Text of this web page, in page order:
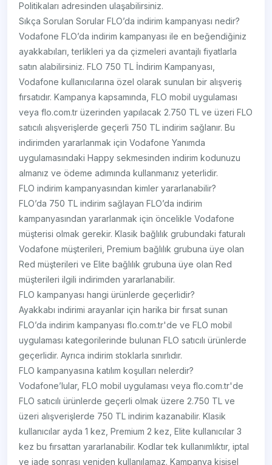
Politikaları adresinden ulaşabilirsiniz.
Sıkça Sorulan Sorular FLO’da indirim kampanyası nedir?
Vodafone FLO’da indirim kampanyası ile en beğendiğiniz
ayakkabıları, terlikleri ya da çizmeleri avantajlı fiyatlarla
satın alabilirsiniz. FLO 750 TL İndirim Kampanyası,
Vodafone kullanıcılarına özel olarak sunulan bir alışveriş
fırsatıdır. Kampanya kapsamında, FLO mobil uygulaması
veya flo.com.tr üzerinden yapılacak 2.750 TL ve üzeri FLO
satıcılı alışverişlerde geçerli 750 TL indirim sağlanır. Bu
indirimden yararlanmak için Vodafone Yanımda
uygulamasındaki Happy sekmesinden indirim kodunuzu
almanız ve ödeme adımında kullanmanız yeterlidir.
FLO indirim kampanyasından kimler yararlanabilir?
FLO’da 750 TL indirim sağlayan FLO’da indirim
kampanyasından yararlanmak için öncelikle Vodafone
müşterisi olmak gerekir. Klasik bağlılık grubundaki faturalı
Vodafone müşterileri, Premium bağlılık grubuna üye olan
Red müşterileri ve Elite bağlılık grubuna üye olan Red
müşterileri ilgili indirimden yararlanabilir.
FLO kampanyası hangi ürünlerde geçerlidir?
Ayakkabı indirimi arayanlar için harika bir fırsat sunan
FLO’da indirim kampanyası flo.com.tr'de ve FLO mobil
uygulaması kategorilerinde bulunan FLO satıcılı ürünlerde
geçerlidir. Ayrıca indirim stoklarla sınırlıdır.
FLO kampanyasına katılım koşulları nelerdir?
Vodafone’lular, FLO mobil uygulaması veya flo.com.tr'de
FLO satıcılı ürünlerde geçerli olmak üzere 2.750 TL ve
üzeri alışverişlerde 750 TL indirim kazanabilir. Klasik
kullanıcılar ayda 1 kez, Premium 2 kez, Elite kullanıcılar 3
kez bu fırsattan yararlanabilir. Kodlar tek kullanımlıktır, iptal
ve iade sonrası yeniden kullanılamaz. Kampanya kişisel